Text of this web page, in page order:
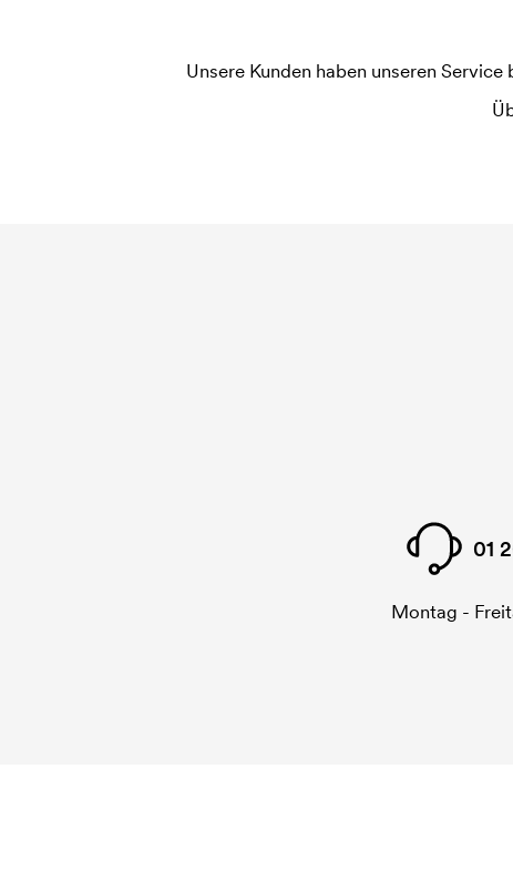
jede Farbe die gedruckt werden soll, wird eine
widerholten Bestellung entfallen diese Kosten.
Unsere Kunden haben unseren
01
Montag -